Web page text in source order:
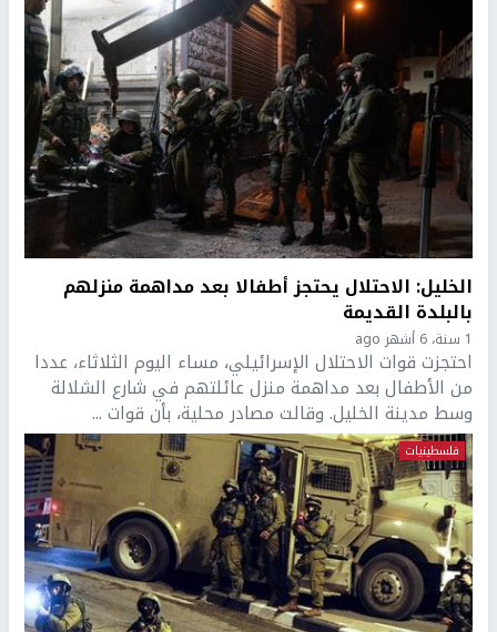
الخليل: الاحتلال يحتجز أطفالا بعد مداهمة منزلهم
بالبلدة القديمة
1 سنة، 6 أشهر ago
احتجزت قوات الاحتلال الإسرائيلي، مساء اليوم الثلاثاء، عددا
من الأطفال بعد مداهمة منزل عائلتهم في شارع الشلالة
وسط مدينة الخليل. وقالت مصادر محلية، بأن قوات ...
فلسطينيات